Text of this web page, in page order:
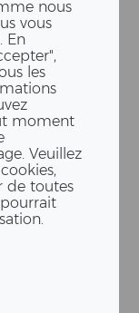
nous
vous
En
les
moment
Veuillez
de toutes
ES­
les défis
de la cul­
ce credo,
développé de